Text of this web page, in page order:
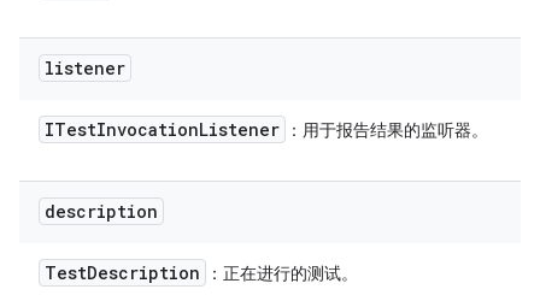
listener
ITestInvocationListener ：用于报告结果的监听器。
description
TestDescription ：正在进行的测试。